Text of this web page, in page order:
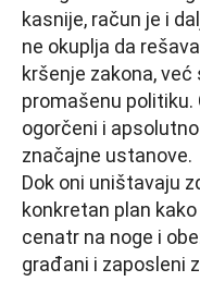
kasnije, račun je i
ne okuplja da
kršenje zakona,
promašenu politiku.
ogorčeni i
značajne ustanove.
Dok oni uništavaju
konkretan plan
cenatr na noge i
građani i zaposleni